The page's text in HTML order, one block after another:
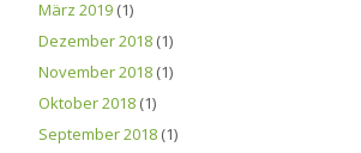
März 2019 (1)
Dezember 2018 (1)
November 2018 (1)
Oktober 2018 (1)
September 2018 (1)